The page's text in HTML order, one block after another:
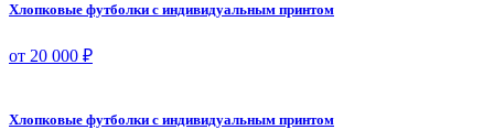
Хлопковые футболки с индивидуальным принтом
от 20 000 ₽
Хлопковые футболки с индивидуальным принтом